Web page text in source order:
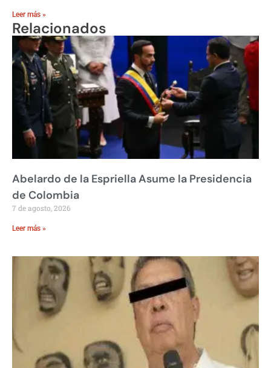
Leer más »
Relacionados
Abelardo de la Espriella Asume la Presidencia
de Colombia
7 de agosto, 2026
Leer más »